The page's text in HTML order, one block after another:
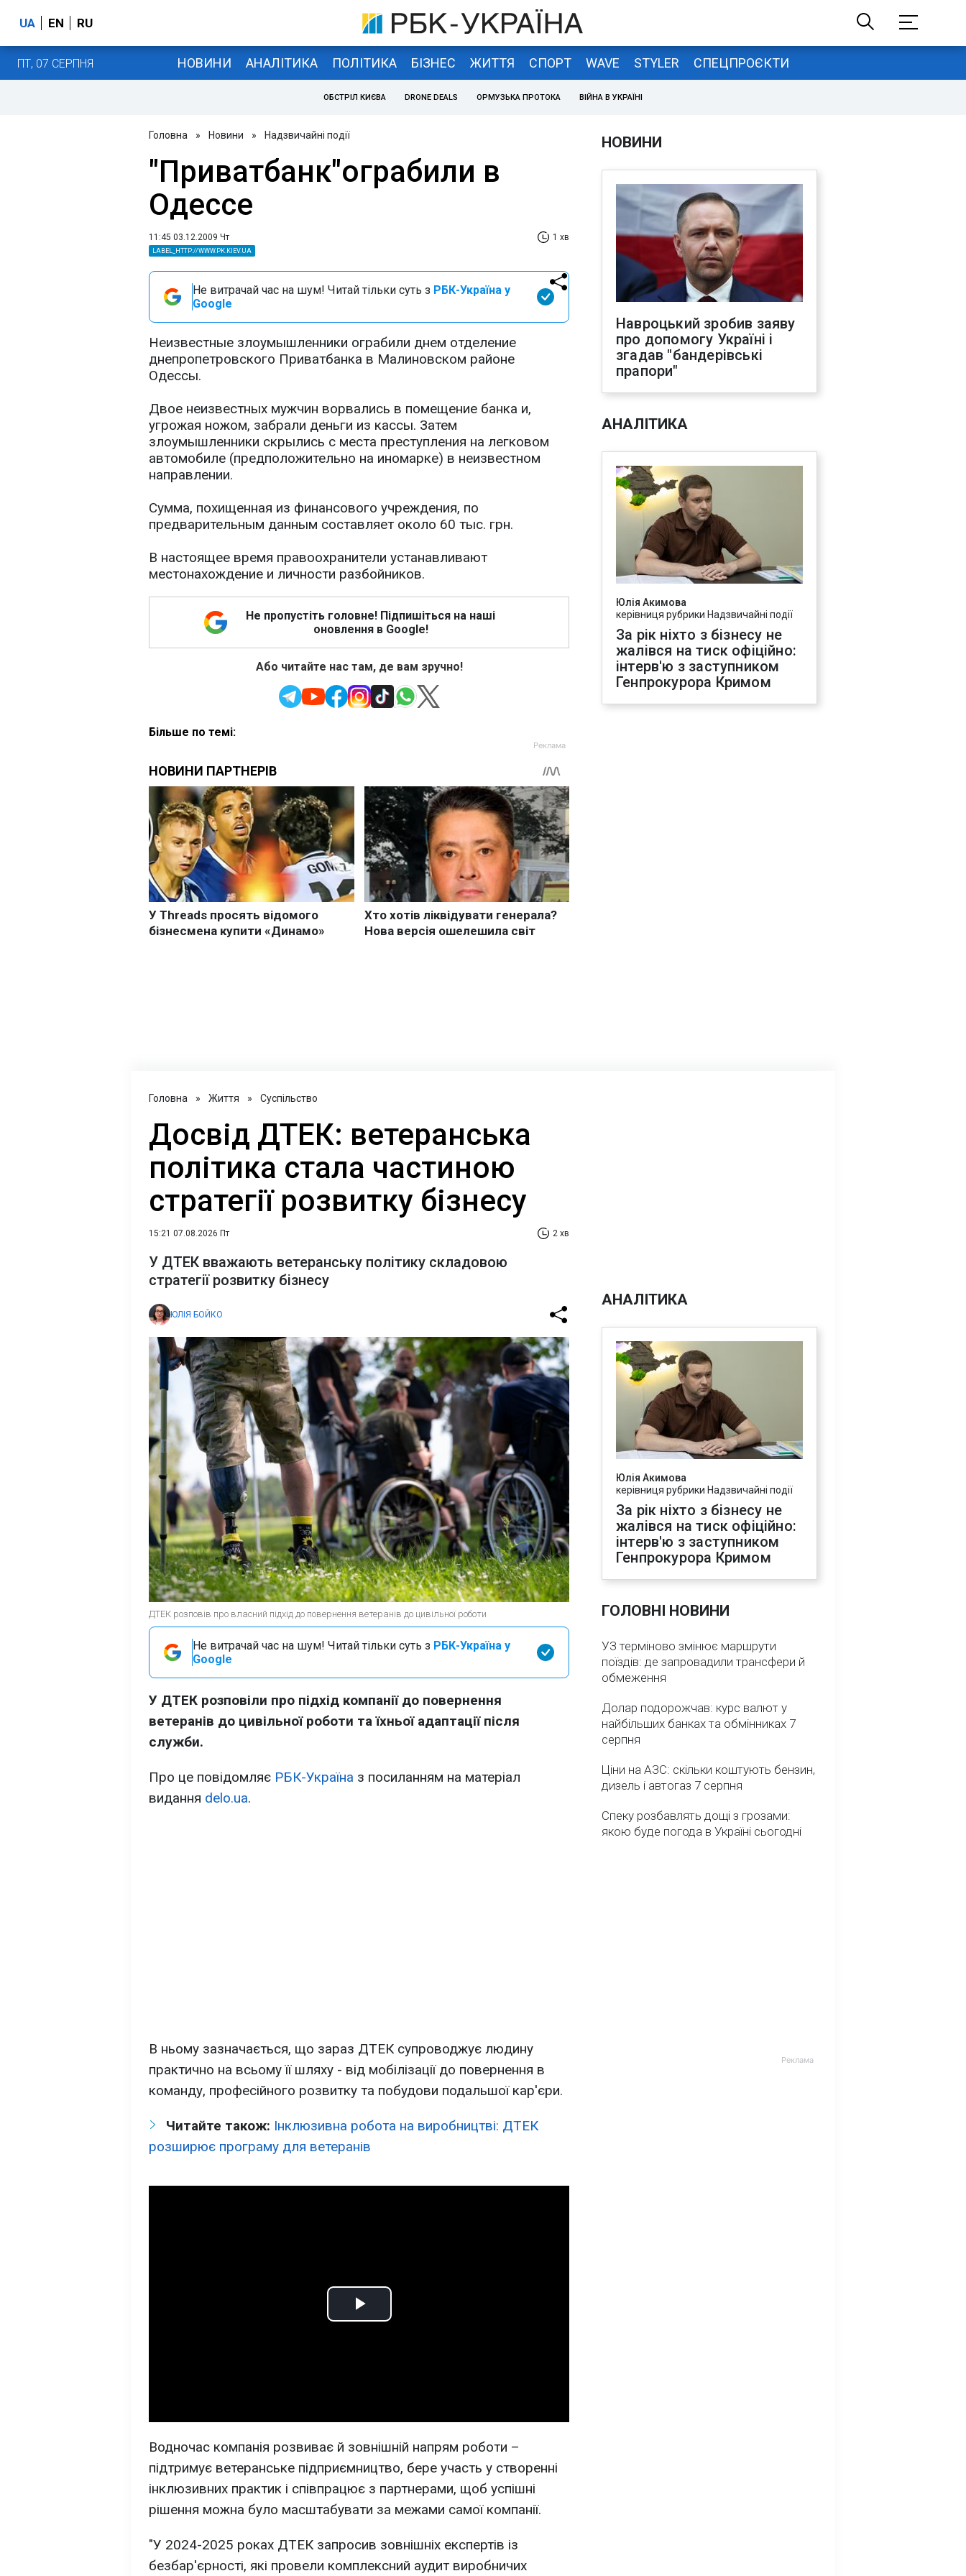
UA EN RU
ПТ, 07 СЕРПНЯ НОВИНИ АНАЛІТИКА ПОЛІТИКА БІЗНЕС ЖИТТЯ СПОРТ WAVE STYLER СПЕЦПРОЄКТИ
ОБСТРІЛ КИЄВА DRONE DEALS ОРМУЗЬКА ПРОТОКА ВІЙНА В УКРАЇНІ
Головна » Новини » Надзвичайні події
"Приватбанк"ограбили в
Одессе
11:45 03.12.2009 Чт 1 хв
LABEL_HTTP://WWW.PK.KIEV.UA
Не витрачай час на шум! Читай тільки суть з РБК-Україна у
Google
Неизвестные злоумышленники ограбили днем отделение
днепропетровского Приватбанка в Малиновском районе
Одессы.
Двое неизвестных мужчин ворвались в помещение банка и,
угрожая ножом, забрали деньги из кассы. Затем
злоумышленники скрылись с места преступления на легковом
автомобиле (предположительно на иномарке) в неизвестном
направлении.
Сумма, похищенная из финансового учреждения, по
предварительным данным составляет около 60 тыс. грн.
В настоящее время правоохранители устанавливают
местонахождение и личности разбойников.
Не пропустіть головне! Підпишіться на наші
оновлення в Google!
Або читайте нас там, де вам зручно!
Більше по темі:
НОВИНИ
Навроцький зробив заяву
про допомогу Україні і
згадав "бандерівські
прапори"
АНАЛІТИКА
Юлія Акимова
керівниця рубрики Надзвичайні події
За рік ніхто з бізнесу не
жалівся на тиск офіційно:
інтерв'ю з заступником
Генпрокурора Кримом
Головна » Життя » Суспільство
Досвід ДТЕК: ветеранська
політика стала частиною
стратегії розвитку бізнесу
15:21 07.08.2026 Пт 2 хв
У ДТЕК вважають ветеранську політику складовою
стратегії розвитку бізнесу
ЮЛІЯ БОЙКО
ДТЕК розповів про власний підхід до повернення ветеранів до цивільної роботи
Не витрачай час на шум! Читай тільки суть з РБК-Україна у
Google
У ДТЕК розповіли про підхід компанії до повернення
ветеранів до цивільної роботи та їхньої адаптації після
служби.
Про це повідомляє РБК-Україна з посиланням на матеріал
видання delo.ua.
В ньому зазначається, що зараз ДТЕК супроводжує людину
практично на всьому її шляху - від мобілізації до повернення в
команду, професійного розвитку та побудови подальшої кар'єри.
Читайте також: Інклюзивна робота на виробництві: ДТЕК
розширює програму для ветеранів
Play
Водночас компанія розвиває й зовнішній напрям роботи –
підтримує ветеранське підприємництво, бере участь у створенні
інклюзивних практик і співпрацює з партнерами, щоб успішні
рішення можна було масштабувати за межами самої компанії.
"У 2024-2025 роках ДТЕК запросив зовнішніх експертів із
безбар'єрності, які провели комплексний аудит виробничих
АНАЛІТИКА
Юлія Акимова
керівниця рубрики Надзвичайні події
За рік ніхто з бізнесу не
жалівся на тиск офіційно:
інтерв'ю з заступником
Генпрокурора Кримом
ГОЛОВНІ НОВИНИ
УЗ терміново змінює маршрути
поїздів: де запровадили трансфери й
обмеження
Долар подорожчав: курс валют у
найбільших банках та обмінниках 7
серпня
Ціни на АЗС: скільки коштують бензин,
дизель і автогаз 7 серпня
Спеку розбавлять дощі з грозами:
якою буде погода в Україні сьогодні